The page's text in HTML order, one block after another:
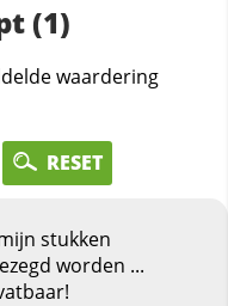
(1)
waardering
RESET
stukken
worden ...